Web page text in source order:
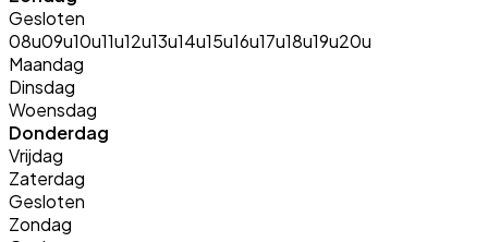
Gesloten
08u09u10u11u12u13u14u15u16u17u18u19u20u
Maandag
Dinsdag
Woensdag
Donderdag
Vrijdag
Zaterdag
Gesloten
Zondag